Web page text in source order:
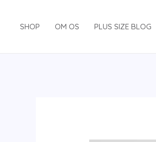
SHOP OM OS PLUS SIZE BLOG